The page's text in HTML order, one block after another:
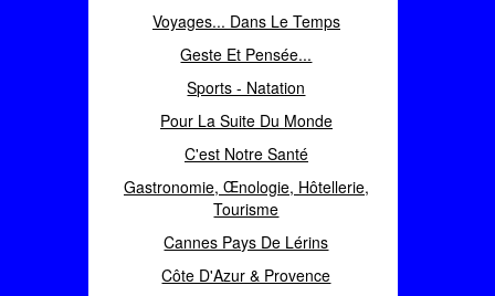
Voyages... Dans Le Temps
Geste Et Pensée...
Sports - Natation
Pour La Suite Du Monde
C'est Notre Santé
Gastronomie, Œnologie, Hôtellerie,
Tourisme
Cannes Pays De Lérins
Côte D'Azur & Provence